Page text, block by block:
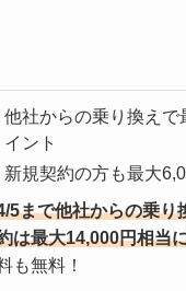
他社からの乗り換え
イント
新規契約の方も最大
まで他社からの乗り
は最大14,000円相当
も無料！